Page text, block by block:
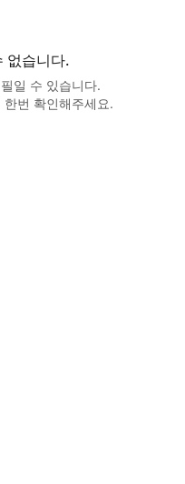
없습니다.
일 수 있습니다.
번 확인해주세요.